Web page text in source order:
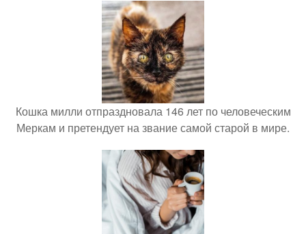
Кошка милли отпраздновала 146 лет по человеческим
Меркам и претендует на звание самой старой в мире.